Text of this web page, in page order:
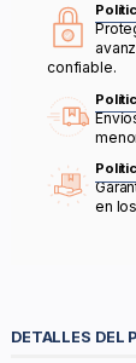
confiable.
en
DETALLES DEL